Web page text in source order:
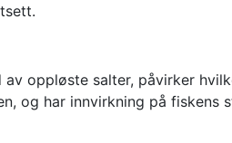
av oppløste salter, påvirker
og har innvirkning på